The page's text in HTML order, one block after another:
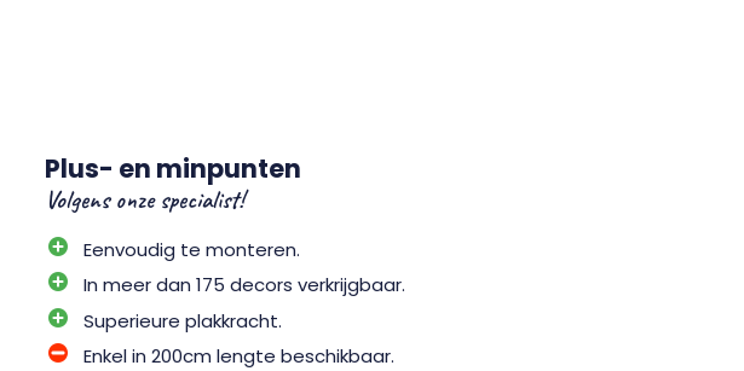
Plus- en minpunten
Volgens onze specialist!
Eenvoudig te monteren.
In meer dan 175 decors verkrijgbaar.
Superieure plakkracht.
Enkel in 200cm lengte beschikbaar.